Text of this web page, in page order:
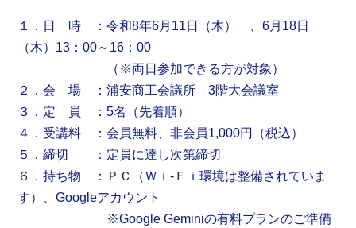
１．日 時 ：令和8年6月11日（木） 、6月18日
（木）13：00～16：00
（※両日参加できる方が対象）
２．会 場 ：浦安商工会議所 3階大会議室
３．定 員 ：5名（先着順）
４．受講料 ：会員無料、非会員1,000円（税込）
５．締切 ：定員に達し次第締切
６．持ち物 ：ＰＣ（Ｗｉ-Ｆｉ環境は整備されていま
す）
、Googleアカウント
※Google Geminiの有料プランのご準備